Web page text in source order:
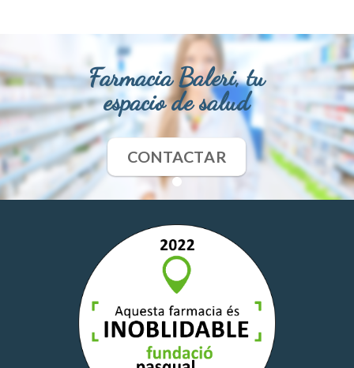
Farmacia Baleri, tu
espacio de salud
CONTACTAR